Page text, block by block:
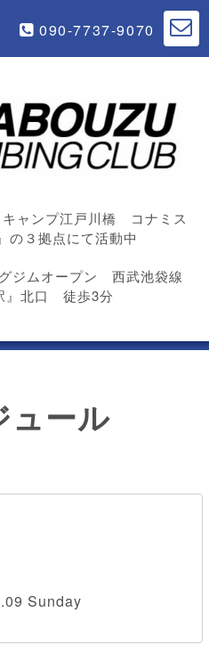
090-7737-9070
ャンプ江戸川橋 コナミス
の３拠点にて活動中
ジムオープン 西武池袋線
』北口 徒歩3分
ュール
Sunday